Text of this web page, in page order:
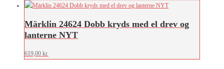
Märklin 24624 Dobb kryds med el drev og
lanterne NYT
619,00 kr.